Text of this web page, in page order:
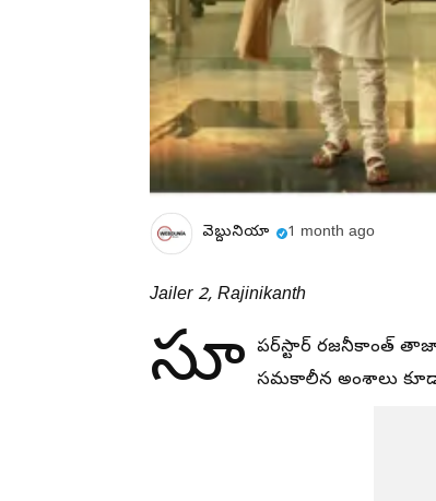
వెబ్దునియా 1 month ago
Jailer 2, Rajinikanth
సూ పర్‌స్టార్ రజనీకాంత్
సమకాలీన అంశాలు కూడా